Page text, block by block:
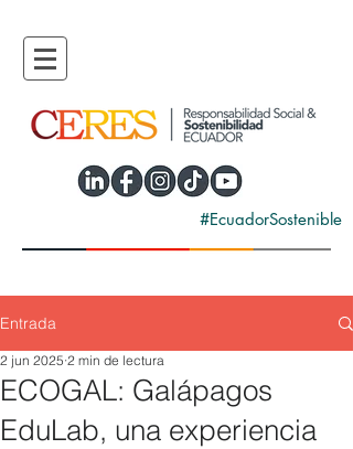
#EcuadorSostenible
Entrada
ECOGAL: Galápagos
EduLab, una experiencia
2 jun 2025 2 min de lectura